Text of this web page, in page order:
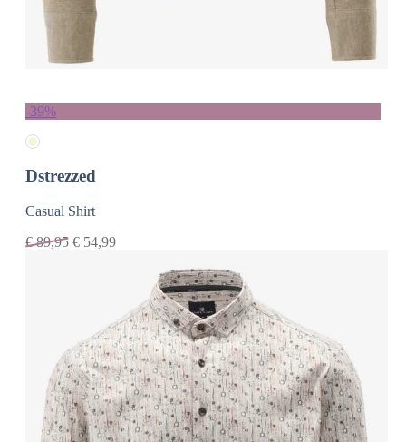
-39%
Dstrezzed
Casual Shirt
€89,95 € 54,99